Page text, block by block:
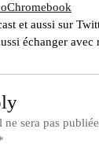
et aussi sur
échanger avec
ne sera pas